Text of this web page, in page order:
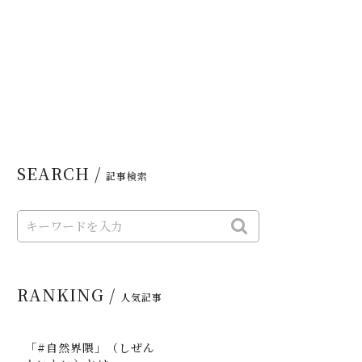
SEARCH / 記事検索
RANKING / 人気記事
「#自然界隈」（しぜん